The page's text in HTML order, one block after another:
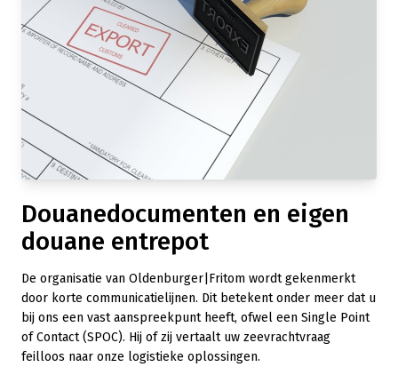
Douanedocumenten en eigen
douane entrepot
De organisatie van Oldenburger|Fritom wordt gekenmerkt
door korte communicatielijnen. Dit betekent onder meer dat u
bij ons een vast aanspreekpunt heeft, ofwel een Single Point
of Contact (SPOC). Hij of zij vertaalt uw zeevrachtvraag
feilloos naar onze logistieke oplossingen.